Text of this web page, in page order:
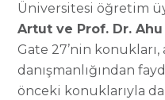
Üniversitesi öğretim
Artut ve Prof. Dr.
Gate 27’nin
danışmanlığından
önceki konuklarıyla